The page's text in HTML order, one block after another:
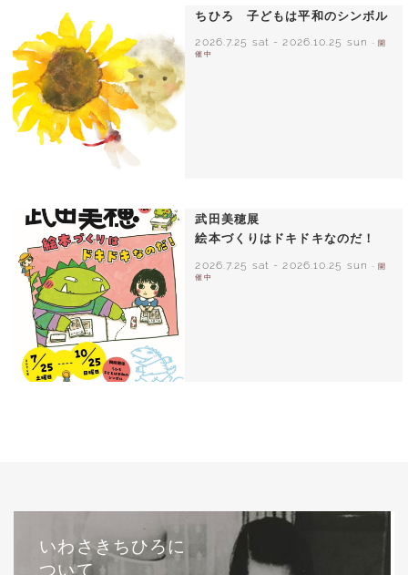
ちひろ 子どもは平和のシンボル
2026.7.25 sat -2026.10.25 sun
- 開
催中
武田美穂展
絵本づくりはドキドキなのだ！
2026.7.25 sat - 2026.10.25 sun
- 開
催中
いわさきちひろに
ついて